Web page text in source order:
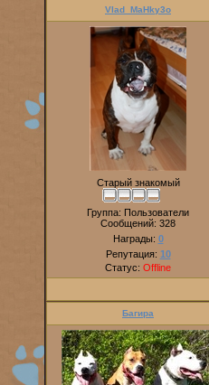
Vlad_MaHky3o
Старый знакомый
Группа: Пользователи
Сообщений: 328
Награды: 0
Репутация: 10
Статус: Offline
Багира